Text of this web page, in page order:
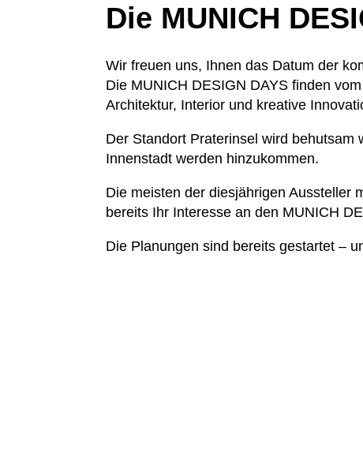
Die MUNICH
Wir freuen uns, Ihnen das Datum der
Die MUNICH DESIGN DAYS finden
Architektur, Interior und kreative
Der Standort Praterinsel wird
Innenstadt werden hinzukommen.
Die meisten der diesjährigen Aussteller
bereits Ihr Interesse an den MUNICH
Die Planungen sind bereits gestartet –